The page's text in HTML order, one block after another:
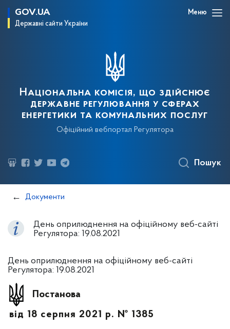
GOV.UA
Державні сайти України
Меню
Національна комісія, що здійснює
державне регулювання у сферах
енергетики та комунальних послуг
Офіційний вебпортал Регулятора
Пошук
Документи
День оприлюднення на офіційному веб-сайті
Регулятора: 19.08.2021
День оприлюднення на офіційному веб-сайті
Регулятора: 19.08.2021
Постанова
від 18 серпня 2021 р. № 1385